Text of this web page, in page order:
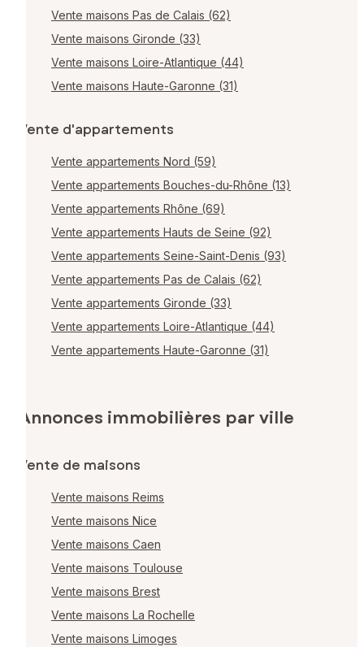
Vente maisons Pas de Calais (62)
Vente maisons Gironde (33)
Vente maisons Loire-Atlantique (44)
Vente maisons Haute-Garonne (31)
Vente d'appartements
Vente appartements Nord (59)
Vente appartements Bouches-du-Rhône (13)
Vente appartements Rhône (69)
Vente appartements Hauts de Seine (92)
Vente appartements Seine-Saint-Denis (93)
Vente appartements Pas de Calais (62)
Vente appartements Gironde (33)
Vente appartements Loire-Atlantique (44)
Vente appartements Haute-Garonne (31)
Annonces immobilières par ville
Vente de maisons
Vente maisons Reims
Vente maisons Nice
Vente maisons Caen
Vente maisons Toulouse
Vente maisons Brest
Vente maisons La Rochelle
Vente maisons Limoges